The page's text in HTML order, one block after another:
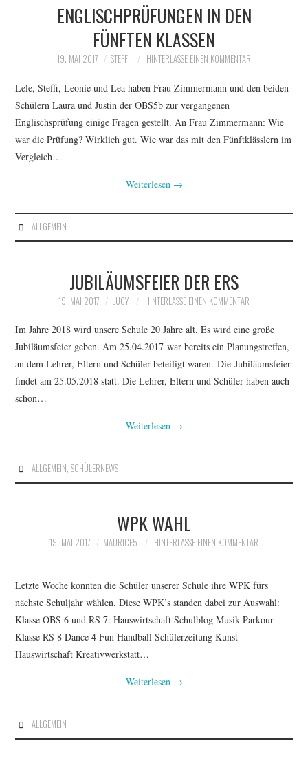
ENGLISCHPRÜFUNGEN IN DEN
FÜNFTEN KLASSEN
19. MAI 2017 STEFFI HINTERLASSE EINEN KOMMENTAR
Lele, Steffi, Leonie und Lea haben Frau Zimmermann und den beiden
Schülern Laura und Justin der OBS5b zur vergangenen
Englischsprüfung einige Fragen gestellt. An Frau Zimmermann: Wie
war die Prüfung? Wirklich gut. Wie war das mit den Fünftklässlern im
Vergleich…
Weiterlesen →
ALLGEMEIN
JUBILÄUMSFEIER DER ERS
19. MAI 2017 LUCY HINTERLASSE EINEN KOMMENTAR
Im Jahre 2018 wird unsere Schule 20 Jahre alt. Es wird eine große
Jubiläumsfeier geben. Am 25.04.2017 war bereits ein Planungstreffen,
an dem Lehrer, Eltern und Schüler beteiligt waren. Die Jubiläumsfeier
findet am 25.05.2018 statt. Die Lehrer, Eltern und Schüler haben auch
schon…
Weiterlesen →
ALLGEMEIN, SCHÜLERNEWS
WPK WAHL
19. MAI 2017 MAURICE5 HINTERLASSE EINEN KOMMENTAR
Letzte Woche konnten die Schüler unserer Schule ihre WPK fürs
nächste Schuljahr wählen. Diese WPK’s standen dabei zur Auswahl:
Klasse OBS 6 und RS 7: Hauswirtschaft Schulblog Musik Parkour
Klasse RS 8 Dance 4 Fun Handball Schülerzeitung Kunst
Hauswirtschaft Kreativwerkstatt…
Weiterlesen →
ALLGEMEIN